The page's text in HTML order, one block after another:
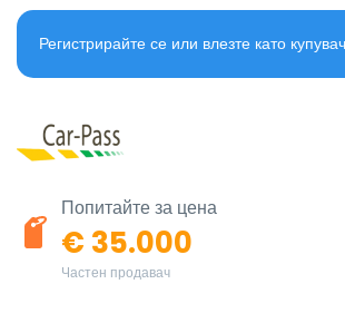
Регистрирайте се или влезте като купувач
Попитайте за цена
€ 35.000
Частен продавач